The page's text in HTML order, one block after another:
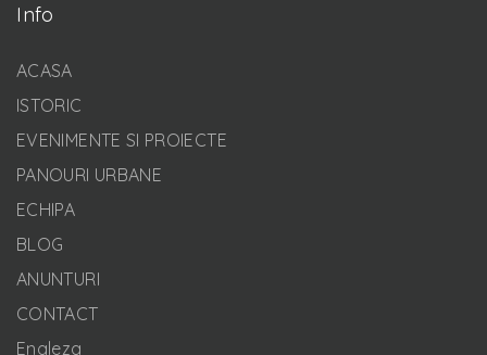
Info
ACASA
ISTORIC
EVENIMENTE SI PROIECTE
PANOURI URBANE
ECHIPA
BLOG
ANUNTURI
CONTACT
Engleza